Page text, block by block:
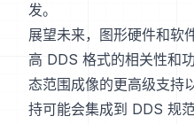
发。
展望未来，图形硬件和软
高 DDS 格式的相关性和
态范围成像的更高级支持
持可能会集成到 DDS 规